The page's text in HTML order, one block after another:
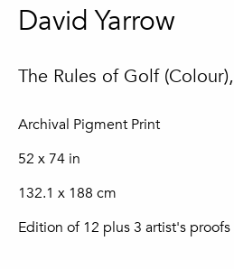
Biografia Obras
Ver artistas
Nome *
David Yarrow
The Rules of Golf (Colour),
Archival Pigment Print
52 x 74 in
132.1 x 188 cm
Edition of 12 plus 3 artist's proofs